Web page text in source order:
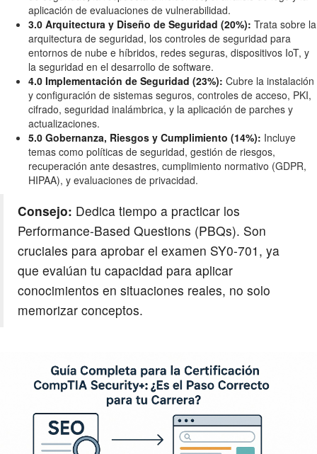
aplicación de evaluaciones de vulnerabilidad.
3.0 Arquitectura y Diseño de Seguridad (20%): Trata sobre la
arquitectura de seguridad, los controles de seguridad para
entornos de nube e híbridos, redes seguras, dispositivos IoT, y
la seguridad en el desarrollo de software.
4.0 Implementación de Seguridad (23%): Cubre la instalación
y configuración de sistemas seguros, controles de acceso, PKI,
cifrado, seguridad inalámbrica, y la aplicación de parches y
actualizaciones.
5.0 Gobernanza, Riesgos y Cumplimiento (14%): Incluye
temas como políticas de seguridad, gestión de riesgos,
recuperación ante desastres, cumplimiento normativo (GDPR,
HIPAA), y evaluaciones de privacidad.
Consejo: Dedica tiempo a practicar los
Performance-Based Questions (PBQs). Son
cruciales para aprobar el examen SY0-701, ya
que evalúan tu capacidad para aplicar
conocimientos en situaciones reales, no solo
memorizar conceptos.